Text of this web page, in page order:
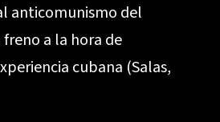
anticomunismo del
a la hora de
cubana (Salas,